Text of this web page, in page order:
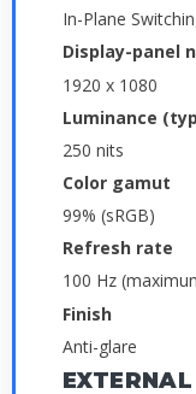
In-Plane
Display-panel
1920 x 1080
Luminance
250 nits
Color gamut
99% (sRGB)
Refresh rate
100 Hz
Finish
Anti-glare